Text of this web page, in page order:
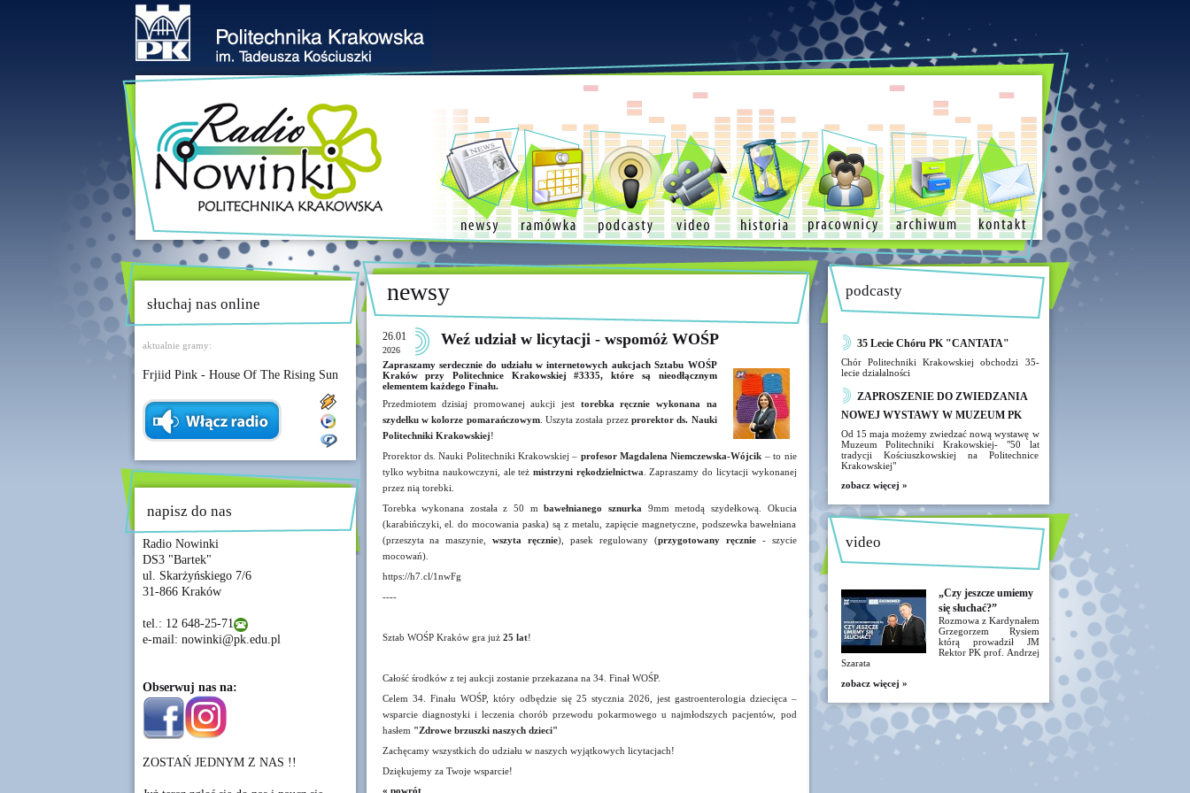
słuchaj nas online
aktualnie gramy:
Frjiid Pink - House Of The Rising Sun
napisz do nas
Radio Nowinki
DS3 "Bartek"
ul. Skarżyńskiego 7/6
31-866 Kraków
tel.: 12 648-25-71
e-mail: nowinki@pk.edu.pl
Obserwuj nas na:
ZOSTAŃ JEDNYM Z NAS !!
newsy
26.01
2026
Weź udział w licytacji - wspomóż WOŚP
Zapraszamy serdecznie do udziału w internetowych aukcjach Sztabu WOŚP
Kraków przy Politechnice Krakowskiej #3335, które są nieodłącznym
elementem każdego Finału.
Przedmiotem dzisiaj promowanej aukcji jest torebka ręcznie wykonana na
szydełku w kolorze pomarańczowym. Uszyta została przez prorektor ds. Nauki
Politechniki Krakowskiej!
Prorektor ds. Nauki Politechniki Krakowskiej – profesor Magdalena Niemczewska-Wójcik – to nie
tylko wybitna naukowczyni, ale też mistrzyni rękodzielnictwa . Zapraszamy do licytacji wykonanej
przez nią torebki.
Torebka wykonana została z 50 mbawełnianego sznurka 9mm metodą szydełkową. Okucia
(karabińczyki, el. do mocowania paska) są z metalu, zapięcie magnetyczne, podszewka bawełniana
(przeszyta na maszynie,wszyta ręcznie), pasek regulowany (przygotowany ręcznie- szycie
mocowań).
https://h7.cl/1nwFg
----
Sztab WOŚP Kraków gra już 25 lat!
Całość środków z tej aukcji zostanie przekazana na 34. Finał WOŚP.
Celem 34. Finału WOŚP, który odbędzie się 25 stycznia 2026, jest gastroenterologia dziecięca –
wsparcie diagnostyki i leczenia chorób przewodu pokarmowego u najmłodszych pacjentów, pod
hasłem "Zdrowe brzuszki naszych dzieci"
Zachęcamy wszystkich do udziału w naszych wyjątkowych licytacjach!
Dziękujemy za Twoje wsparcie!
« powrót
podcasty
35 Lecie Chóru PK "CANTATA"
Chór Politechniki Krakowskiej obchodzi 35-
lecie działalności
ZAPROSZENIE DO ZWIEDZANIA
NOWEJ WYSTAWY W MUZEUM PK
Od 15 maja możemy zwiedzać nową wystawę w
Muzeum Politechniki Krakowskiej- "50 lat
tradycji Kościuszkowskiej na Politechnice
Krakowskiej"
zobacz więcej »
video
„Czy jeszcze umiemy
się słuchać?”
Rozmowa z Kardynałem
Grzegorzem Rysiem
którą prowadził JM
Rektor PK prof. Andrzej
Szarata
zobacz więcej »